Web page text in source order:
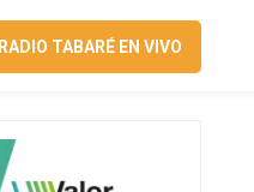
RADIO TABARÉ EN VIVO